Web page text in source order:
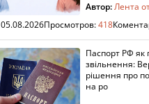
Автор:Лента
05.08.2026Просмотров:418
Паспорт РФ як
звільнення:
рішення про
на ро